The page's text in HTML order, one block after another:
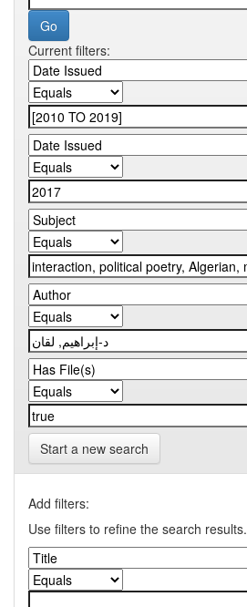
Current filters:
Start a new search
Add filters:
Use filters to refine the search results.